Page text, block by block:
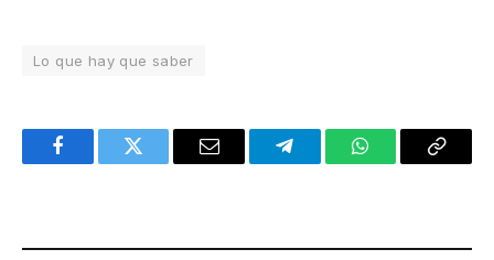
Lo que hay que saber
FacebookTwitter Email TelegramWhatsAppCopy